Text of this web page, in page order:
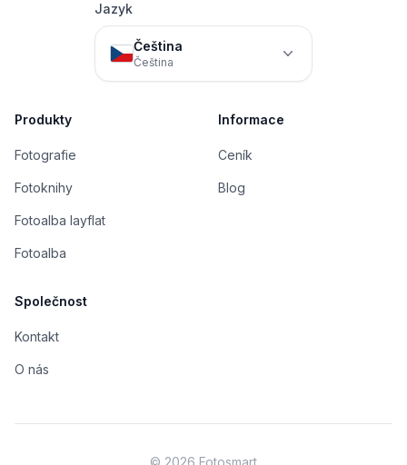
Jazyk
Čeština
Čeština
Produkty
Fotografie
Fotoknihy
Fotoalba layflat
Fotoalba
Informace
Ceník
Blog
Společnost
Kontakt
O nás
© 2026 Fotosmart